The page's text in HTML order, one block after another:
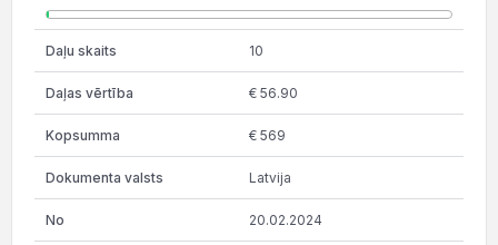
10
€ 56.90
€ 569
Latvija
20.02.2024